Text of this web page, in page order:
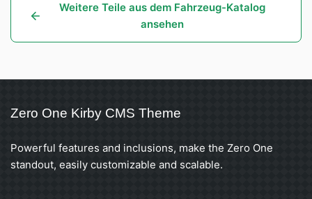
Weitere Teile aus dem Fahrzeug-Katalog
ansehen
Zero One Kirby CMS Theme
Powerful features and inclusions, make the Zero One
standout, easily customizable and scalable.